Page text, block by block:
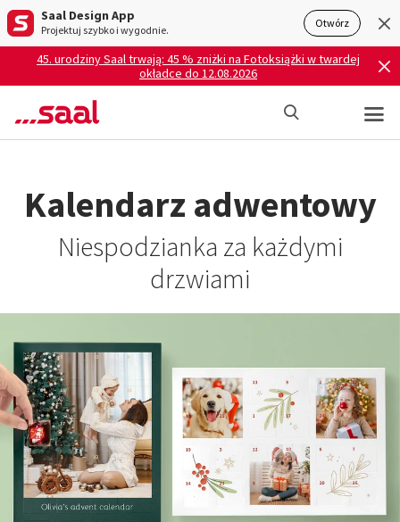
Saal Design App
Projektuj szybko i wygodnie. Otwórz
45. urodziny Saal trwają: 45 % zniżki na Fotoksiążki w twardej
okładce do 12.08.2026
Kalendarz adwentowy
Niespodzianka za każdymi
drzwiami